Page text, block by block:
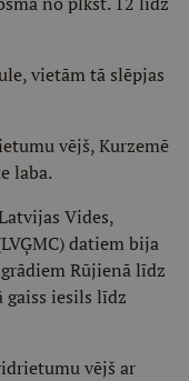
vietām tā slēpjas
vējš, Kurzemē
laba.
Vides,
datiem bija
Rūjienā līdz
iesils līdz
vējš ar